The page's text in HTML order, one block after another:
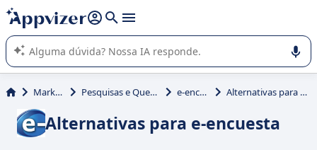
de nossa IA (várias linhas com
A IA do Appvizer o orienta no uso ou na seleção de software
SaaS para sua empresa.
Marketing Pesquisas e Questionários e-encuesta Alternativas para e-encuesta
Alternativas para e-encuesta